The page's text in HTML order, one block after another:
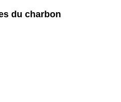
du charbon